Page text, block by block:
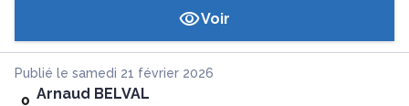
Voir
Publié le samedi 21 février 2026
Arnaud BELVAL